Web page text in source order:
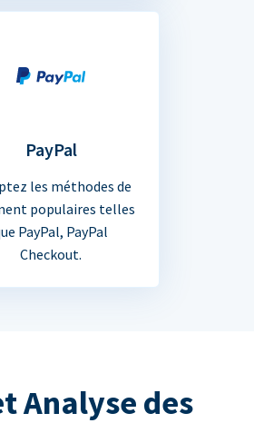
PayPal
les méthodes de
populaires telles
PayPal, PayPal
Checkout.
Analyse des